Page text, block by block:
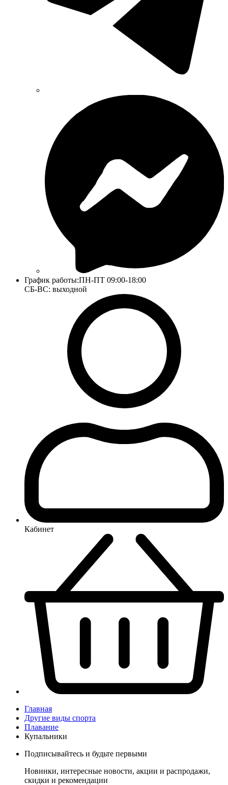
График работы:ПН-ПТ 09:00-18:00
СБ-ВС: выходной
Кабинет
Главная
Другие виды спорта
Плавание
Купальники
Подписывайтесь и будьте первыми
Новинки, интересные новости, акции и распродажи,
скидки и рекомендации